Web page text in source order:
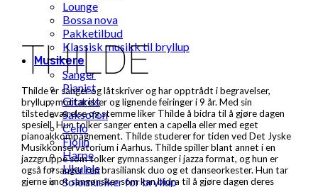
Lounge
Bossa nova
Pakketilbud
Klassisk musikk til bryllup
Musikere
Sanger
Pianist
Gitarist
Saksofon
Cello
Fiolin
Harpe
Ukulele
Solomusiker for bryllup
THILDE
Thilde er sanger og låtskriver og har opptrådt i begravelser,
bryllup, mottakelser og lignende feiringer i 9 år. Med sin
tilstedeværelse og stemme liker Thilde å bidra til å gjøre dagen
spesiell. Hun tolker sanger enten a capella eller med eget
pianoakkompagnement. Thilde studerer for tiden ved Det Jyske
Musikkonservatorium i Aarhus. Thilde spiller blant annet i en
jazzgruppe som tolker gymnassanger i jazza format, og hun er
også forsanger i en brasiliansk duo og et danseorkester. Hun tar
gjerne imot sangønsker som kan bidra til å gjøre dagen deres